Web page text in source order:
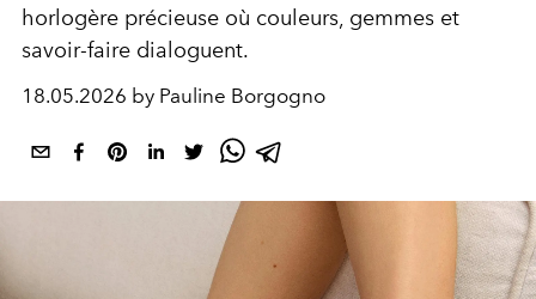
horlogère précieuse où couleurs, gemmes et
savoir-faire dialoguent.
18.05.2026 by Pauline Borgogno